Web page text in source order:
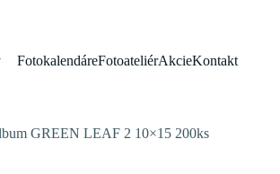
FotokalendáreFotoateliérAkcieKontakt
GREEN LEAF 2 10×15 200ks